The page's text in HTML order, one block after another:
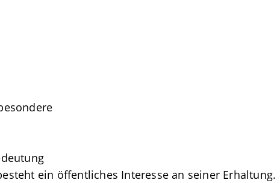
ein öffentliches Interesse an seiner Erhaltung.